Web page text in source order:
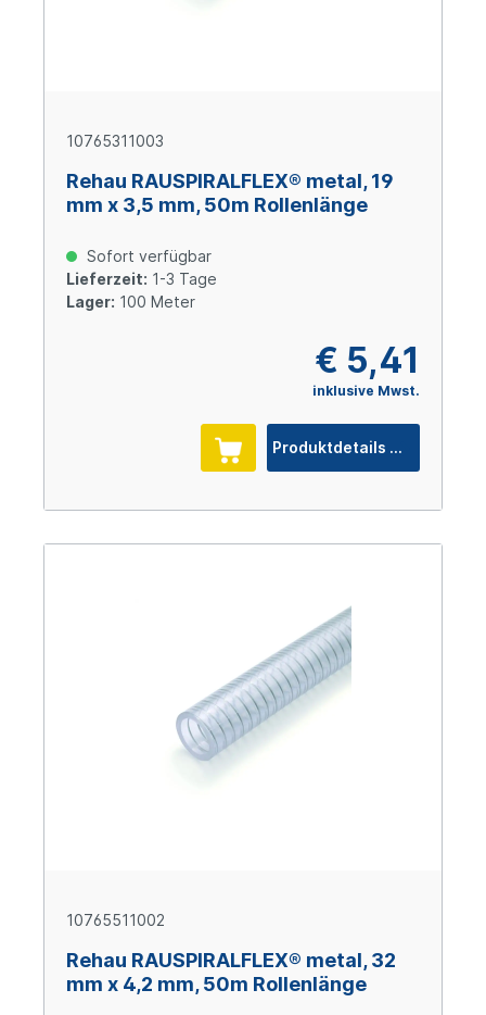
10765311003
Rehau RAUSPIRALFLEX® metal, 19
mm x 3,5 mm, 50m Rollenlänge
Sofort verfügbar
Lieferzeit: 1-3 Tage
Lager: 100 Meter
€ 5,41
inklusive Mwst.
Produktdetails
10765511002
Rehau RAUSPIRALFLEX® metal, 32
mm x 4,2 mm, 50m Rollenlänge